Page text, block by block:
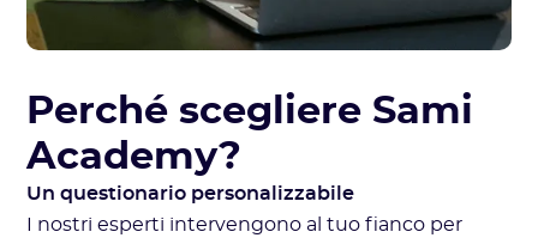
Perché scegliere Sami
Academy?
Un questionario personalizzabile
I nostri esperti intervengono al tuo fianco per